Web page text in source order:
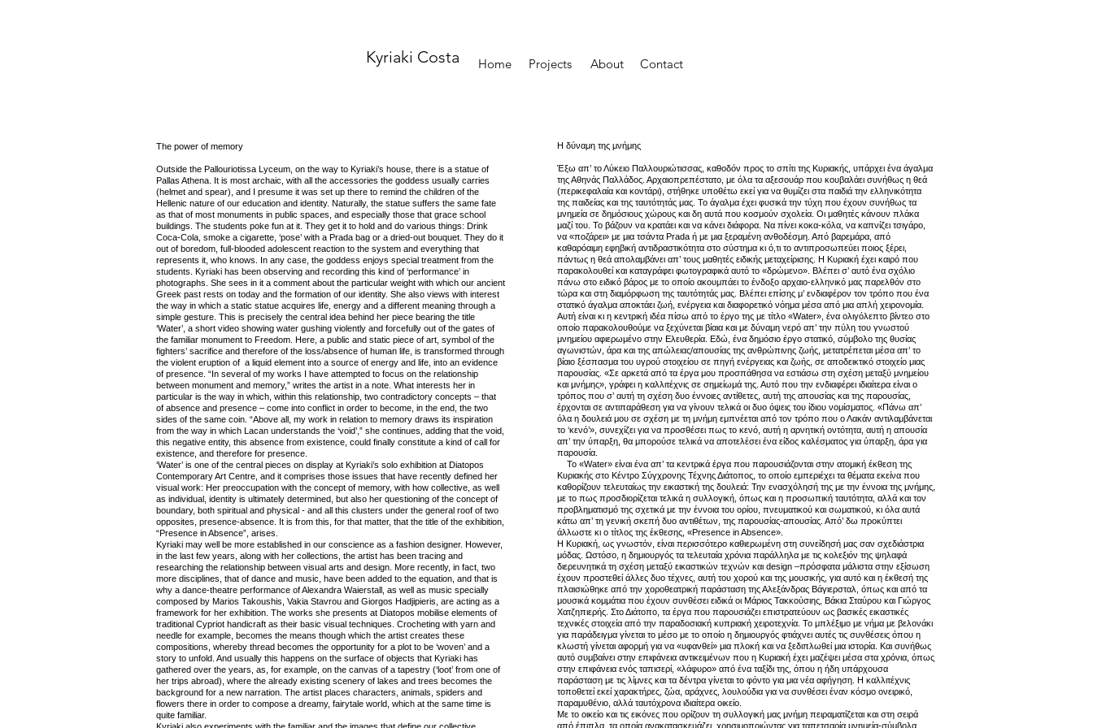
Kyriaki Costa Home Projects About Contact
The power of memory
Outside the Pallouriotissa Lyceum, on the way to Kyriaki’s house, there is a statue of
Pallas Athena. It is most archaic, with all the accessories the goddess usually carries
(helmet and spear), and I presume it was set up there to remind the children of the
Hellenic nature of our education and identity. Naturally, the statue suffers the same fate
as that of most monuments in public spaces, and especially those that grace school
buildings. The students poke fun at it. They get it to hold and do various things: Drink
Coca-Cola, smoke a cigarette, ‘pose’ with a Prada bag or a dried-out bouquet. They do it
out of boredom, full-blooded adolescent reaction to the system and everything that
represents it, who knows. In any case, the goddess enjoys special treatment from the
students. Kyriaki has been observing and recording this kind of ‘performance’ in
photographs. She sees in it a comment about the particular weight with which our ancient
Greek past rests on today and the formation of our identity. She also views with interest
the way in which a static statue acquires life, energy and a different meaning through a
simple gesture. This is precisely the central idea behind her piece bearing the title
‘Water’, a short video showing water gushing violently and forcefully out of the gates of
the familiar monument to Freedom. Here, a public and static piece of art, symbol of the
fighters’ sacrifice and therefore of the loss/absence of human life, is transformed through
the violent eruption of a liquid element into a source of energy and life, into an evidence
of presence. “In several of my works I have attempted to focus on the relationship
between monument and memory,” writes the artist in a note. What interests her in
particular is the way in which, within this relationship, two contradictory concepts – that
of absence and presence – come into conflict in order to become, in the end, the two
sides of the same coin. “Above all, my work in relation to memory draws its inspiration
from the way in which Lacan understands the ‘void’,” she continues, adding that the void,
this negative entity, this absence from existence, could finally constitute a kind of call for
existence, and therefore for presence.
‘Water’ is one of the central pieces on display at Kyriaki’s solo exhibition at Diatopos
Contemporary Art Centre, and it comprises those issues that have recently defined her
visual work: Her preoccupation with the concept of memory, with how collective, as well
as individual, identity is ultimately determined, but also her questioning of the concept of
boundary, both spiritual and physical - and all this clusters under the general roof of two
opposites, presence-absence. It is from this, for that matter, that the title of the exhibition,
“Presence in Absence”, arises.
Kyriaki may well be more established in our conscience as a fashion designer. However,
in the last few years, along with her collections, the artist has been tracing and
researching the relationship between visual arts and design. More recently, in fact, two
more disciplines, that of dance and music, have been added to the equation, and that is
why a dance-theatre performance of Alexandra Waierstall, as well as music specially
composed by Marios Takoushis, Vakia Stavrou and Giorgos Hadjipieris, are acting as a
framework for her exhibition. The works she presents at Diatopos mobilise elements of
traditional Cypriot handicraft as their basic visual techniques. Crocheting with yarn and
needle for example, becomes the means though which the artist creates these
compositions, whereby thread becomes the opportunity for a plot to be ‘woven’ and a
story to unfold. And usually this happens on the surface of objects that Kyriaki has
gathered over the years, as, for example, on the canvas of a tapestry (‘loot’ from one of
her trips abroad), where the already existing scenery of lakes and trees becomes the
background for a new narration. The artist places characters, animals, spiders and
flowers there in order to compose a dreamy, fairytale world, which at the same time is
quite familiar.
Η δύναμη της μνήμης
Έξω απ’ το Λύκειο Παλλουριώτισσας, καθοδόν προς το σπίτι της Κυριακής, υπάρχει ένα άγαλμα
της Αθηνάς Παλλάδος. Αρχαιοπρεπέστατο, με όλα τα αξεσουάρ που κουβαλάει συνήθως η θεά
(περικεφαλαία και κοντάρι), στήθηκε υποθέτω εκεί για να θυμίζει στα παιδιά την ελληνικότητα
της παιδείας και της ταυτότητάς μας. Το άγαλμα έχει φυσικά την τύχη που έχουν συνήθως τα
μνημεία σε δημόσιους χώρους και δη αυτά που κοσμούν σχολεία. Οι μαθητές κάνουν πλάκα
μαζί του. Το βάζουν να κρατάει και να κάνει διάφορα. Να πίνει κοκα-κόλα, να καπνίζει τσιγάρο,
να «ποζάρει» με μια τσάντα Prada ή με μια ξεραμένη ανθοδέσμη. Από βαρεμάρα, από
καθαρόαιμη εφηβική αντιδραστικότητα στο σύστημα κι ό,τι το αντιπροσωπεύει ποιος ξέρει,
πάντως η θεά απολαμβάνει απ’ τους μαθητές ειδικής μεταχείρισης. Η Κυριακή έχει καιρό που
παρακολουθεί και καταγράφει φωτογραφικά αυτό το «δρώμενο». Βλέπει σ’ αυτό ένα σχόλιο
πάνω στο ειδικό βάρος με το οποίο ακουμπάει το ένδοξο αρχαιο-ελληνικό μας παρελθόν στο
τώρα και στη διαμόρφωση της ταυτότητάς μας. Βλέπει επίσης μ’ ενδιαφέρον τον τρόπο που ένα
στατικό άγαλμα αποκτάει ζωή, ενέργεια και διαφορετικό νόημα μέσα από μια απλή χειρονομία.
Αυτή είναι κι η κεντρική ιδέα πίσω από το έργο της με τίτλο «Water», ένα ολιγόλεπτο βίντεο στο
οποίο παρακολουθούμε να ξεχύνεται βίαια και με δύναμη νερό απ’ την πύλη του γνωστού
μνημείου αφιερωμένο στην Ελευθερία. Εδώ, ένα δημόσιο έργο στατικό, σύμβολο της θυσίας
αγωνιστών, άρα και της απώλειας/απουσίας της ανθρώπινης ζωής, μετατρέπεται μέσα απ’ το
βίαιο ξέσπασμα του υγρού στοιχείου σε πηγή ενέργειας και ζωής, σε αποδεικτικό στοιχείο μιας
παρουσίας. «Σε αρκετά από τα έργα μου προσπάθησα να εστιάσω στη σχέση μεταξύ μνημείου
και μνήμης», γράφει η καλλιτέχνις σε σημείωμά της. Αυτό που την ενδιαφέρει ιδιαίτερα είναι ο
τρόπος που σ’ αυτή τη σχέση δυο έννοιες αντίθετες, αυτή της απουσίας και της παρουσίας,
έρχονται σε αντιπαράθεση για να γίνουν τελικά οι δυο όψεις του ίδιου νομίσματος. «Πάνω απ’
όλα η δουλειά μου σε σχέση με τη μνήμη εμπνέεται από τον τρόπο που ο Λακάν αντιλαμβάνεται
το ‘κενό’», συνεχίζει για να προσθέσει πως το κενό, αυτή η αρνητική οντότητα, αυτή η απουσία
απ’ την ύπαρξη, θα μπορούσε τελικά να αποτελέσει ένα είδος καλέσματος για ύπαρξη, άρα για
παρουσία.
Το «Water» είναι ένα απ’ τα κεντρικά έργα που παρουσιάζονται στην ατομική έκθεση της
Κυριακής στο Κέντρο Σύγχρονης Τέχνης Διάτοπος, το οποίο εμπεριέχει τα θέματα εκείνα που
καθορίζουν τελευταίως την εικαστική της δουλειά: Την ενασχόλησή της με την έννοια της μνήμης,
με το πως προσδιορίζεται τελικά η συλλογική, όπως και η προσωπική ταυτότητα, αλλά και τον
προβληματισμό της σχετικά με την έννοια του ορίου, πνευματικού και σωματικού, κι όλα αυτά
κάτω απ’ τη γενική σκεπή δυο αντιθέτων, της παρουσίας-απουσίας. Από’ δω προκύπτει
άλλωστε κι ο τίτλος της έκθεσης, «Presence in Absence».
Η Κυριακή, ως γνωστόν, είναι περισσότερο καθιερωμένη στη συνείδησή μας σαν σχεδιάστρια
μόδας. Ωστόσο, η δημιουργός τα τελευταία χρόνια παράλληλα με τις κολεξιόν της ψηλαφά
διερευνητικά τη σχέση μεταξύ εικαστικών τεχνών και design –πρόσφατα μάλιστα στην εξίσωση
έχουν προστεθεί άλλες δυο τέχνες, αυτή του χορού και της μουσικής, για αυτό και η έκθεσή της
πλαισιώθηκε από την χοροθεατρική παράσταση της Αλεξάνδρας Βάγιερσταλ, όπως και από τα
μουσικά κομμάτια που έχουν συνθέσει ειδικά οι Μάριος Τακκούσιης, Βάκια Σταύρου και Γιώργος
Χατζηπιερής. Στο Διάτοπο, τα έργα που παρουσιάζει επιστρατεύουν ως βασικές εικαστικές
τεχνικές στοιχεία από την παραδοσιακή κυπριακή χειροτεχνία. Το μπλέξιμο με νήμα με βελονάκι
για παράδειγμα γίνεται το μέσο με το οποίο η δημιουργός φτιάχνει αυτές τις συνθέσεις όπου η
κλωστή γίνεται αφορμή για να «υφανθεί» μια πλοκή και να ξεδιπλωθεί μια ιστορία. Και συνήθως
αυτό συμβαίνει στην επιφάνεια αντικειμένων που η Κυριακή έχει μαζέψει μέσα στα χρόνια, όπως
στην επιφάνεια ενός ταπισερί, «λάφυρο» από ένα ταξίδι της, όπου η ήδη υπάρχουσα
παράσταση με τις λίμνες και τα δέντρα γίνεται το φόντο για μια νέα αφήγηση. Η καλλιτέχνις
τοποθετεί εκεί χαρακτήρες, ζώα, αράχνες, λουλούδια για να συνθέσει έναν κόσμο ονειρικό,
παραμυθένιο, αλλά ταυτόχρονα ιδιαίτερα οικείο.
Με το οικείο και τις εικόνες που ορίζουν τη συλλογική μας μνήμη πειραματίζεται και στη σειρά
από έπιπλα, τα οποία ανακατασκευάζει, χρησιμοποιώντας για ταπετσαρία μνημεία-σύμβολα,